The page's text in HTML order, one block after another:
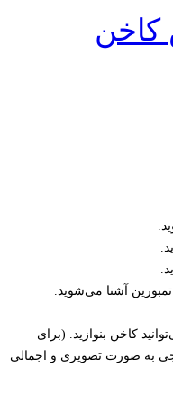
کاخن
آشنا می‌شوید.
کاخن بنوازید. (برای
ایرانی و خارجی به صورت تصویری و اجمالی